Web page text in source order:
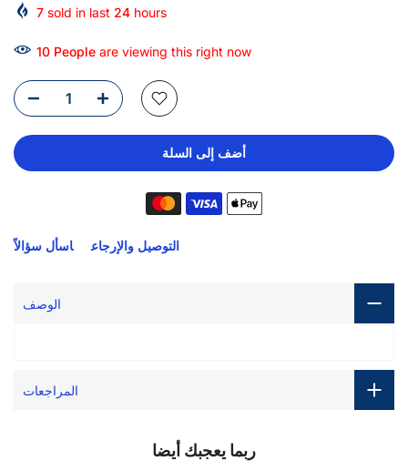
7 sold in last 24 hours
10 People are viewing this right now
أضف إلى السلة
التوصيل والإرجاع اسأل سؤالاً
الوصف
المراجعات
ربما يعجبك أيضا